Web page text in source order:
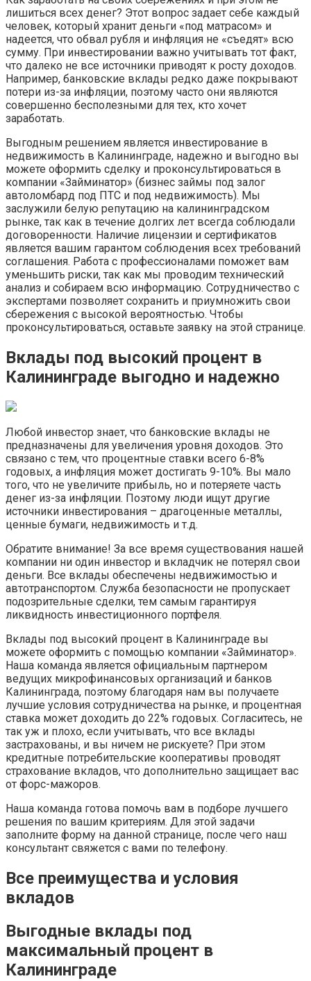
лишиться всех денег? Этот вопрос задает себе каждый
человек, который хранит деньги «под матрасом» и
надеется, что обвал рубля и инфляция не «съедят» всю
сумму. При инвестировании важно учитывать тот факт,
что далеко не все источники приводят к росту доходов.
Например, банковские вклады редко даже покрывают
потери из-за инфляции, поэтому часто они являются
совершенно бесполезными для тех, кто хочет
заработать.
Выгодным решением является инвестирование в
недвижимость в Калининграде, надежно и выгодно вы
можете оформить сделку и проконсультироваться в
компании «Займинатор» (бизнес займы под залог
автоломбард под ПТС и под недвижимость). Мы
заслужили белую репутацию на калининградском
рынке, так как в течение долгих лет всегда соблюдали
договоренности. Наличие лицензии и сертификатов
является вашим гарантом соблюдения всех требований
соглашения. Работа с профессионалами поможет вам
уменьшить риски, так как мы проводим технический
анализ и собираем всю информацию. Сотрудничество с
экспертами позволяет сохранить и приумножить свои
сбережения с высокой вероятностью. Чтобы
проконсультироваться, оставьте заявку на этой странице.
Вклады под высокий процент в
Калининграде выгодно и надежно
Любой инвестор знает, что банковские вклады не
предназначены для увеличения уровня доходов. Это
связано с тем, что процентные ставки всего 6-8%
годовых, а инфляция может достигать 9-10%. Вы мало
того, что не увеличите прибыль, но и потеряете часть
денег из-за инфляции. Поэтому люди ищут другие
источники инвестирования – драгоценные металлы,
ценные бумаги, недвижимость и т.д.
Обратите внимание! За все время существования нашей
компании ни один инвестор и вкладчик не потерял свои
деньги. Все вклады обеспечены недвижимостью и
автотранспортом. Служба безопасности не пропускает
подозрительные сделки, тем самым гарантируя
ликвидность инвестиционного портфеля.
Вклады под высокий процент в Калининграде вы
можете оформить с помощью компании «Займинатор».
Наша команда является официальным партнером
ведущих микрофинансовых организаций и банков
Калининграда, поэтому благодаря нам вы получаете
лучшие условия сотрудничества на рынке, и процентная
ставка может доходить до 22% годовых. Согласитесь, не
так уж и плохо, если учитывать, что все вклады
застрахованы, и вы ничем не рискуете? При этом
кредитные потребительские кооперативы проводят
страхование вкладов, что дополнительно защищает вас
от форс-мажоров.
Наша команда готова помочь вам в подборе лучшего
решения по вашим критериям. Для этой задачи
заполните форму на данной странице, после чего наш
консультант свяжется с вами по телефону.
Все преимущества и условия
вкладов
Выгодные вклады под
максимальный процент в
Калининграде